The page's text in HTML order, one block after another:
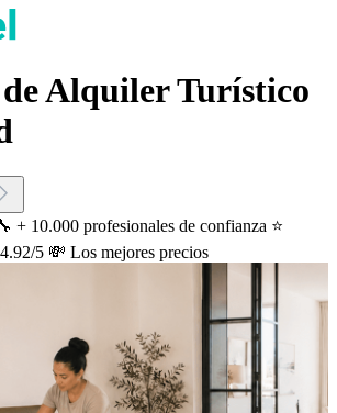
Alquiler Turístico
+ 10.000 profesionales de confianza ⭐️
5 💸 Los mejores precios